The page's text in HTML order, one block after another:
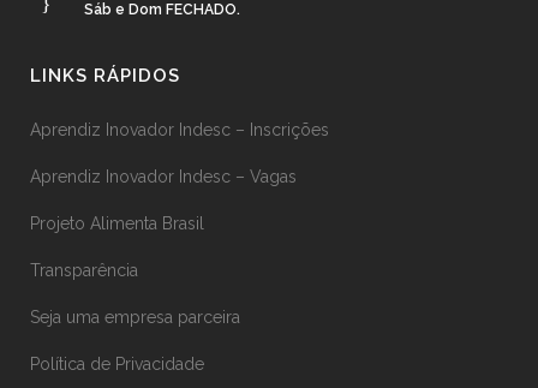
Sáb e Dom FECHADO.
LINKS RÁPIDOS
Aprendiz Inovador Indesc – Inscrições
Aprendiz Inovador Indesc – Vagas
Projeto Alimenta Brasil
Transparência
Seja uma empresa parceira
Política de Privacidade